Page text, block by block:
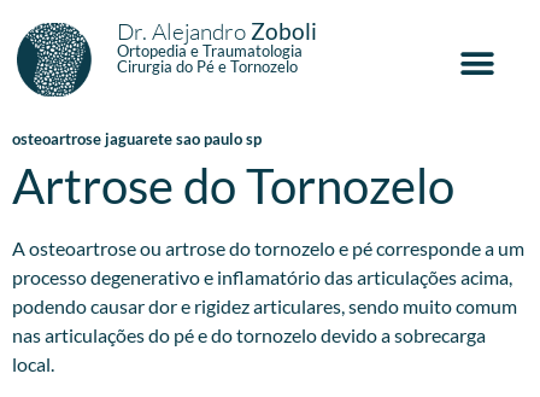
Dr. Alejandro Zoboli
Ortopedia e Traumatologia
Cirurgia do Pé e Tornozelo
osteoartrose jaguarete sao paulo sp
Artrose do Tornozelo
A osteoartrose ou artrose do tornozelo e pé corresponde a um
processo degenerativo e inflamatório das articulações acima,
podendo causar dor e rigidez articulares, sendo muito comum
nas articulações do pé e do tornozelo devido a sobrecarga
local.